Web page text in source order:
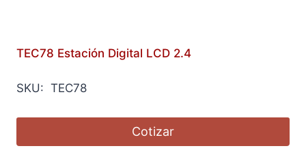
TEC78 Estación Digital LCD 2.4
SKU: TEC78
Cotizar